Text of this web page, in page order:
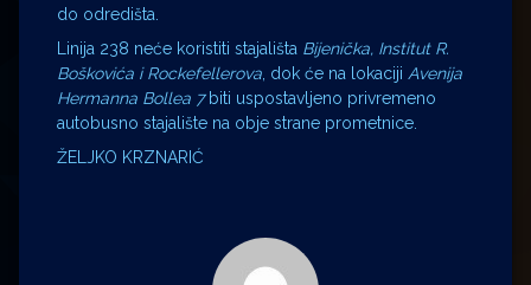
do odredišta.
Linija 238 neće koristiti stajališta Bijenička, Institut R.
Boškovića i Rockefellerova , dok će na lokaciji Avenija
Hermanna Bollea 7biti uspostavljeno privremeno
autobusno stajalište na obje strane prometnice.
ŽELJKO KRZNARIĆ